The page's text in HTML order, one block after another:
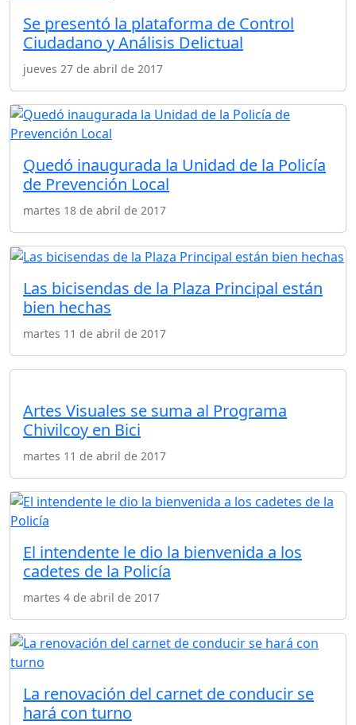
Se presentó la plataforma de Control
Ciudadano y Análisis Delictual
jueves 27 de abril de 2017
Quedó inaugurada la Unidad de la Policía
de Prevención Local
martes 18 de abril de 2017
Las bicisendas de la Plaza Principal están
bien hechas
martes 11 de abril de 2017
Artes Visuales se suma al Programa
Chivilcoy en Bici
martes 11 de abril de 2017
El intendente le dio la bienvenida a los
cadetes de la Policía
martes 4 de abril de 2017
La renovación del carnet de conducir se
hará con turno